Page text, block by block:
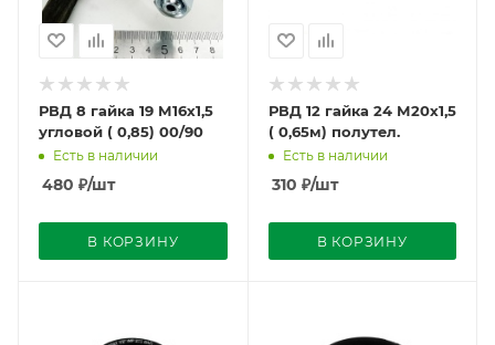
РВД 8 гайка 19 М16х1,5
угловой ( 0,85) 00/90
Есть в наличии
480 ₽/шт
В КОРЗИНУ
РВД 12 гайка 24 М20х1,5
( 0,65м) полутел.
Есть в наличии
310 ₽/шт
В КОРЗИНУ